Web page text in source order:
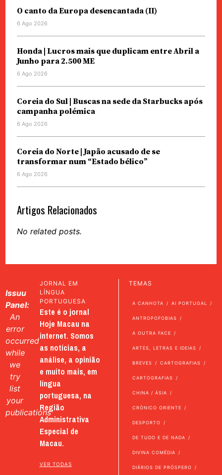
O canto da Europa desencantada (II)
6 Ago 2026
Honda | Lucros mais que duplicam entre Abril a
Junho para 2.500 ME
6 Ago 2026
Coreia do Sul | Buscas na sede da Starbucks após
campanha polémica
6 Ago 2026
Coreia do Norte | Japão acusado de se
transformar num “Estado bélico”
6 Ago 2026
Artigos Relacionados
No related posts.
Issuu
Panel:
An
error
occurred
while
we
try
list
your
publications
JORNAL EM
LÍNGUA
PORTUGUESA
Este é o jornal
Hoje Macau na
internet. Somos
as notícias, a
análise, a opinião
e muito mais, em
língua
portuguesa, na
Região
Administrativa
Especial de
Macau.
VER TODAS
TEMAS
A CANHOTA AI PORTUGAL
ANTROPOFOBIAS
A OUTRA FACE
ARTES, LETRAS E IDEIAS
BREVES CARTOGRAFIAS
CARTOGRAFIAS
CHINA / ÁSIA
CRÓNICO ORIENTE
DESPORTO
DE TUDO E DE NADA
DIVINA COMÉDIA
DIÁRIOS DE PRÓSPERO